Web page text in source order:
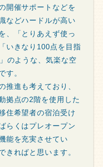
開催サポートなどを
などハードルが高い
、「とりあえず使っ
いきなり100点を目指
のような、気楽な空
す。
推進も考えており、
拠点の2階を使用した
住希望者の宿泊受け
らくはプレオープン
能を充実させてい
きればと思います。